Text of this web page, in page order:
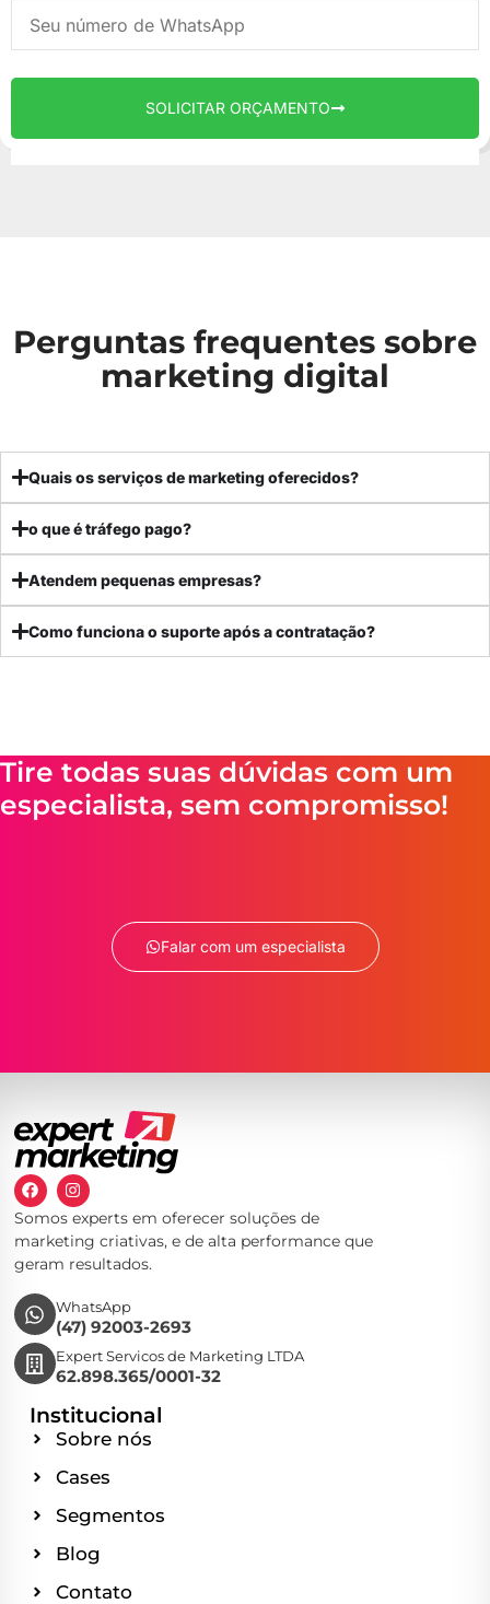
SOLICITAR ORÇAMENTO
Perguntas frequentes sobre
marketing digital
Quais os serviços de marketing oferecidos?
o que é tráfego pago?
Atendem pequenas empresas?
Como funciona o suporte após a contratação?
Tire todas suas dúvidas com um
especialista, sem compromisso!
Falar com um especialista
Somos experts em oferecer soluções de
marketing criativas, e de alta performance que
geram resultados.
WhatsApp
(47) 92003-2693
Expert Servicos de Marketing LTDA
62.898.365/0001-32
Institucional
Sobre nós
Cases
Segmentos
Blog
Contato